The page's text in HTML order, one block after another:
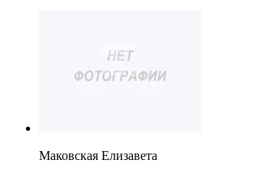
Маковская Елизавета